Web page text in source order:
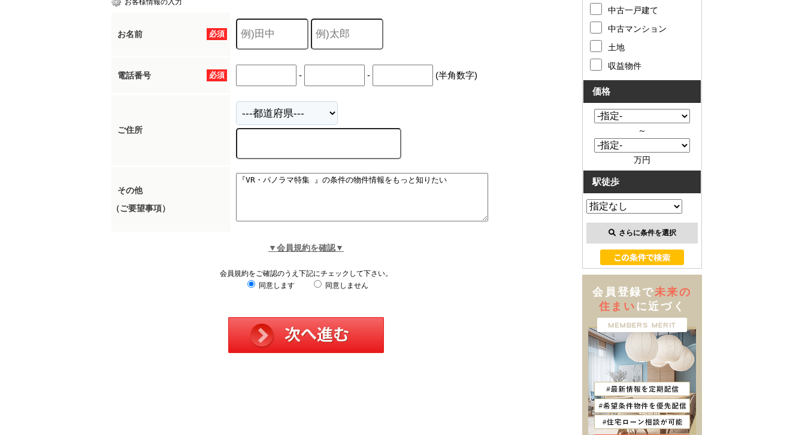
お客様情報の入力
必須
お名前
必須
電話番号 - - (半角数字)
ご住所
その他
（ご要望事項）
▼会員規約を確認▼
会員規約をご確認のうえ下記にチェックして下さい。
同意します
同意しません
中古一戸建て
中古マンション
土地
収益物件
価格
～
万円
駅徒歩
さらに条件を選択
会員登録で未来の
住まい に近づく